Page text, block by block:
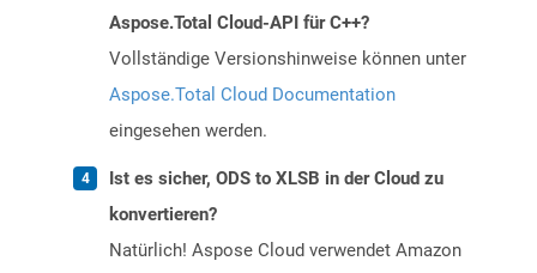
Aspose.Total Cloud-API für C++?
Vollständige Versionshinweise können unter
Aspose.Total Cloud Documentation
eingesehen werden.
Ist es sicher, ODS to XLSB in der Cloud zu
konvertieren?
Natürlich! Aspose Cloud verwendet Amazon